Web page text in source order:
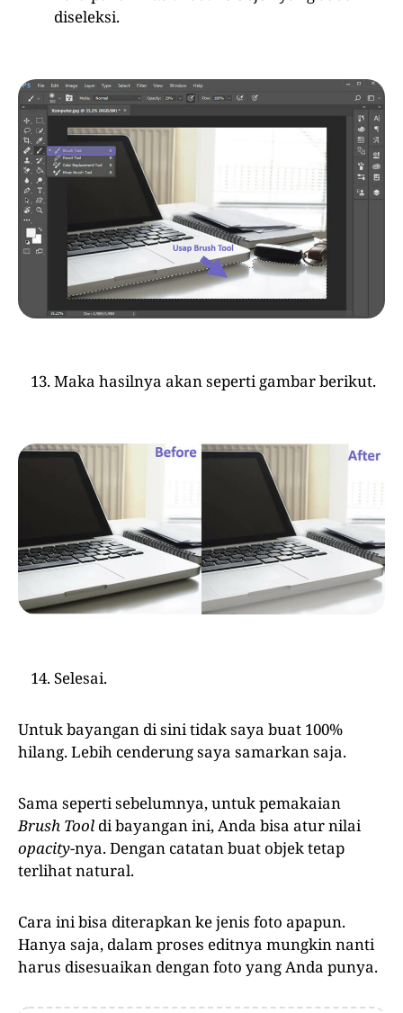
diseleksi.
Maka hasilnya akan seperti gambar berikut.
Selesai.
Untuk bayangan di sini tidak saya buat 100%
hilang. Lebih cenderung saya samarkan saja.
Sama seperti sebelumnya, untuk pemakaian
Brush Tool di bayangan ini, Anda bisa atur nilai
opacity-nya. Dengan catatan buat objek tetap
terlihat natural.
Cara ini bisa diterapkan ke jenis foto apapun.
Hanya saja, dalam proses editnya mungkin nanti
harus disesuaikan dengan foto yang Anda punya.